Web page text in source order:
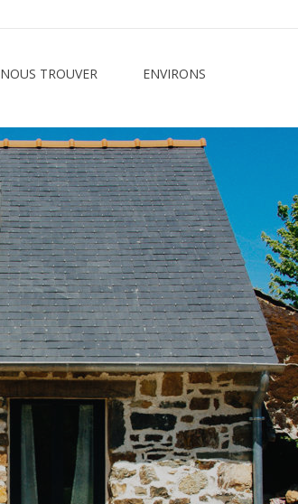
NOUS TROUVER ENVIRONS